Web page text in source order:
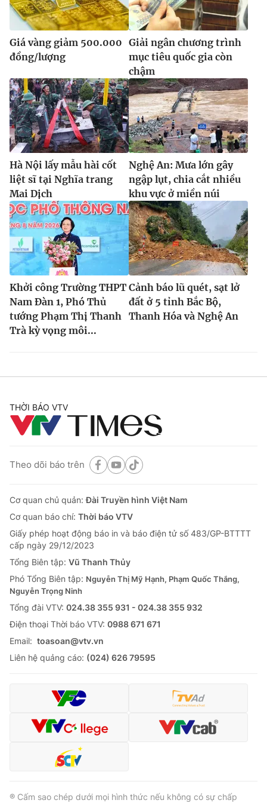
Giá vàng giảm 500.000
đồng/lượng
Giải ngân chương trình
mục tiêu quốc gia còn
chậm
Hà Nội lấy mẫu hài cốt
liệt sĩ tại Nghĩa trang
Mai Dịch
Nghệ An: Mưa lớn gây
ngập lụt, chia cắt nhiều
khu vực ở miền núi
Khởi công Trường THPT
Nam Đàn 1, Phó Thủ
tướng Phạm Thị Thanh
Trà kỳ vọng môi...
Cảnh báo lũ quét, sạt lở
đất ở 5 tỉnh Bắc Bộ,
Thanh Hóa và Nghệ An
THỜI BÁO VTV
Theo dõi báo trên
Cơ quan chủ quản:Đài Truyền hình Việt Nam
Cơ quan báo chí: Thời báo VTV
Giấy phép hoạt động báo in và báo điện tử số 483/GP-BTTTT
cấp ngày 29/12/2023
Tổng Biên tập: Vũ Thanh Thủy
Phó Tổng Biên tập: Nguyễn Thị Mỹ Hạnh, Phạm Quốc Thắng,
Nguyễn Trọng Ninh
Tổng đài VTV: 024.38 355 931 - 024.38 355 932
Ðiện thoại Thời báo VTV: 0988 671 671
Email: toasoan@vtv.vn
Liên hệ quảng cáo: (024) 626 79595
® Cấm sao chép dưới mọi hình thức nếu không có sự chấp